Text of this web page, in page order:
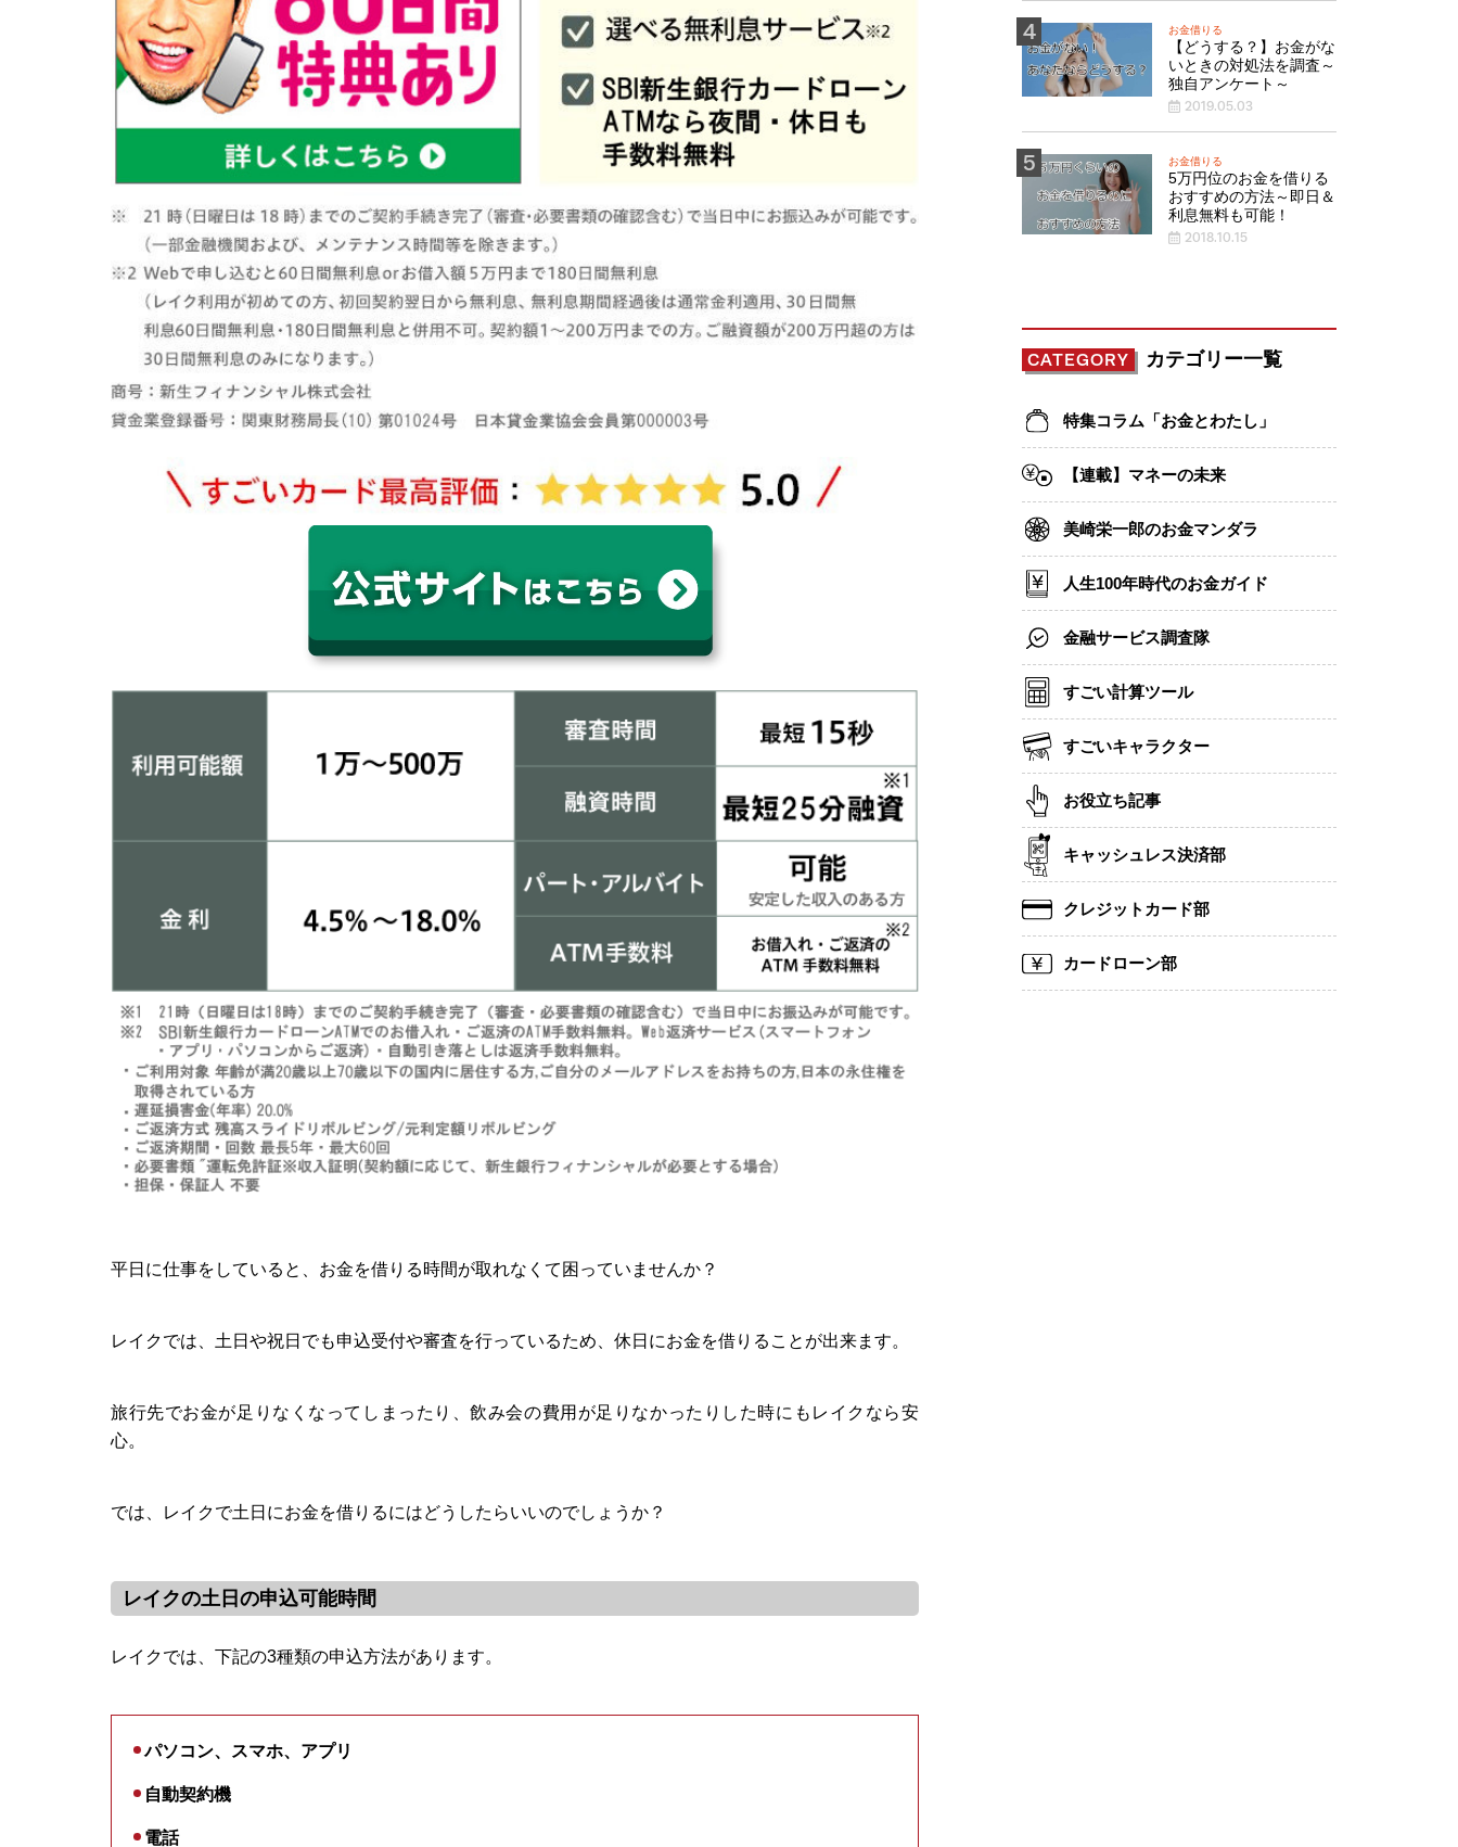
平日に仕事をしていると、お金を借りる時間が取れなくて困っていませんか？
レイクでは、土日や祝日でも申込受付や審査を行っているため、休日にお金を借りることが出来ます。
旅行先でお金が足りなくなってしまったり、飲み会の費用が足りなかったりした時にもレイクなら安
心。
では、レイクで土日にお金を借りるにはどうしたらいいのでしょうか？
レイクの土日の申込可能時間
レイクでは、下記の3種類の申込方法があります。
パソコン、スマホ、アプリ
自動契約機
電話
お金借りる
【どうする？】お金がな
いときの対処法を調査～
独自アンケート～
2019.05.03
お金借りる
5万円位のお金を借りる
おすすめの方法～即日＆
利息無料も可能！
2018.10.15
CATEGORY カテゴリー一覧
特集コラム「お金とわたし」
【連載】マネーの未来
美崎栄一郎のお金マンダラ
人生100年時代のお金ガイド
金融サービス調査隊
すごい計算ツール
すごいキャラクター
お役立ち記事
キャッシュレス決済部
クレジットカード部
カードローン部